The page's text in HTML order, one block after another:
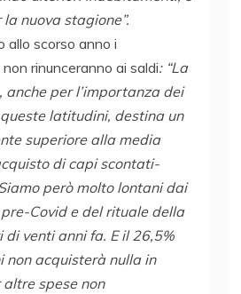
nuova stagione”.
allo scorso anno i
rinunceranno ai saldi: “La
anche per l’importanza dei
latitudini, destina un
superiore alla media
di capi scontati-
però molto lontani dai
Covid e del rituale della
venti anni fa. E il 26,5%
non acquisterà nulla in
spese non